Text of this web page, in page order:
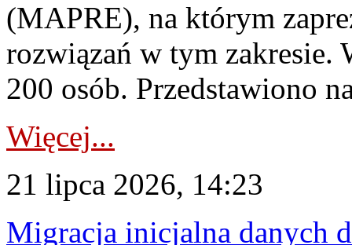
(MAPRE), na którym
rozwiązań w tym zakresie.
200 osób. Przedstawiono
Więcej...
21 lipca 2026, 14:23
Migracja inicjalna danych